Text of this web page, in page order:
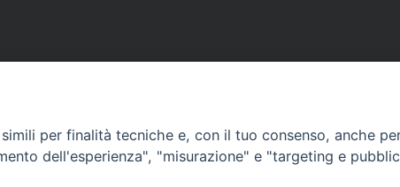
CURIA DIOCESANA
per finalità tecniche e, con il tuo consenso, anche
dell'esperienza", "misurazione" e "targeting e